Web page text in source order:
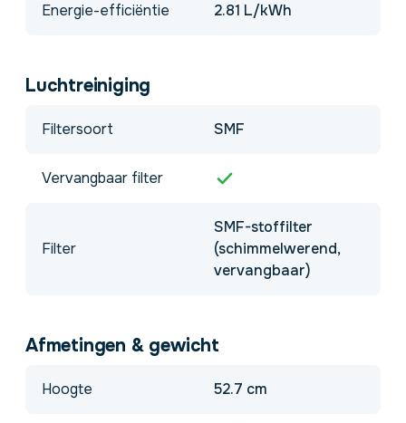
Energie-efficiëntie 2.81 L/kWh
Luchtreiniging
Filtersoort SMF
Vervangbaar filter
Filter
SMF-stoffilter
(schimmelwerend,
vervangbaar)
Afmetingen & gewicht
Hoogte 52.7 cm